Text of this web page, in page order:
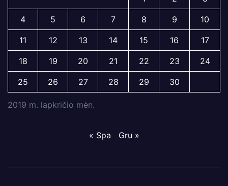
2019 m. lapkričio mėn.
4 5 6 7 8 9 10
11 12 13 14 15 16 17
18 19 20 21 22 23 24
25 26 27 28 29 30
« Spa Gru »